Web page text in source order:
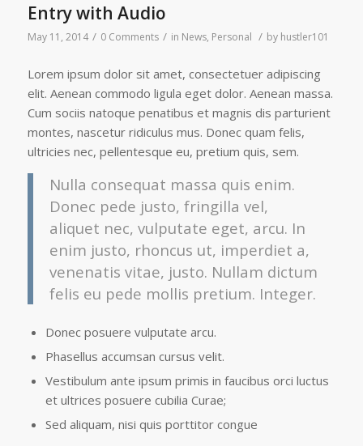
Entry with Audio
May 11, 2014 / 0 Comments / in News, Personal / by hustler101
Lorem ipsum dolor sit amet, consectetuer adipiscing
elit. Aenean commodo ligula eget dolor. Aenean massa.
Cum sociis natoque penatibus et magnis dis parturient
montes, nascetur ridiculus mus. Donec quam felis,
ultricies nec, pellentesque eu, pretium quis, sem.
Nulla consequat massa quis enim.
Donec pede justo, fringilla vel,
aliquet nec, vulputate eget, arcu. In
enim justo, rhoncus ut, imperdiet a,
venenatis vitae, justo. Nullam dictum
felis eu pede mollis pretium. Integer.
Donec posuere vulputate arcu.
Phasellus accumsan cursus velit.
Vestibulum ante ipsum primis in faucibus orci luctus
et ultrices posuere cubilia Curae;
Sed aliquam, nisi quis porttitor congue